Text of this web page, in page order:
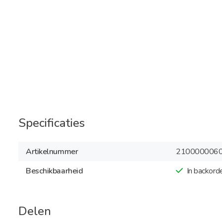
Specificaties
Artikelnummer
Beschikbaarheid
In
Delen